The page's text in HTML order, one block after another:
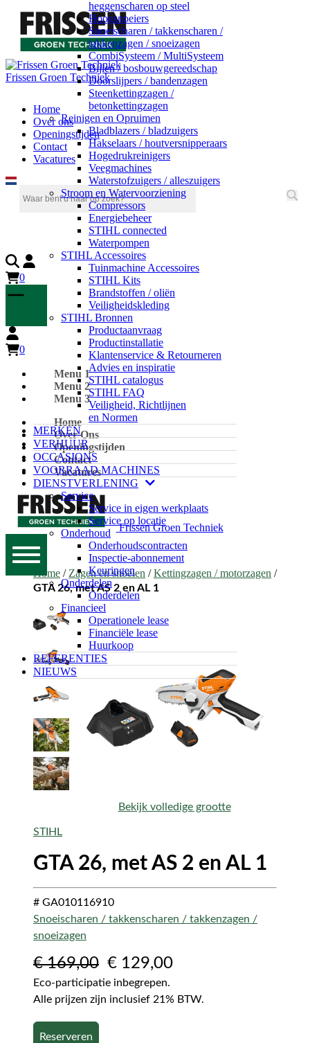
Frissen Groen Techniek
Home
Over ons
Openingstijden
Contact
Vacatures
heggenscharen op steel
Hoogsnoeiers
Snoeischaren / takkenscharen /
takkenzagen / snoeizagen
CombiSysteem / MultiSysteem
Bijlen / bosbouwgereedschap
Doorslijpers / bandenzagen
Steenkettingzagen /
betonkettingzagen
Reinigen en Opruimen
Bladblazers / bladzuigers
Hakselaars / houtversnipperaars
Hogedrukreinigers
Veegmachines
Waterstofzuigers / alleszuigers
Stroom en Watervoorziening
Compressors
Energiebeheer
STIHL connected
Waterpompen
STIHL Accessoires
Tuinmachine Accessoires
STIHL Kits
Brandstoffen / oliën
Veiligheidskleding
STIHL Bronnen
Productaanvraag
Productinstallatie
Klantenservice & Retourneren
Advies en inspiratie
STIHL catalogus
STIHL FAQ
Veiligheid, Richtlijnen
en Normen
MERKEN
VERHUUR
OCCASIONS
VOORRAAD MACHINES
DIENSTVERLENING
Service
Service in eigen werkplaats
Service op locatie
Onderhoud
Onderhoudscontracten
Inspectie-abonnement
Keuringen
Onderdelen
Onderdelen
Financieel
Operationele lease
Financiële lease
Huurkoop
REFERENTIES
NIEUWS
0
0
Menu 1
Menu 2
Menu 3
Home
Over Ons
Openingstijden
Contact
Vacatures
Frissen Groen Techniek
Home / Zagen en snoeien /Kettingzagen / motorzagen /
GTA 26, met AS 2 en AL 1
Bekijk volledige grootte
STIHL
GTA 26, met AS 2 en AL 1
# GA010116910
Snoeischaren / takkenscharen / takkenzagen /
snoeizagen
€169,00 € 129,00
Eco-participatie inbegrepen.
Alle prijzen zijn inclusief 21% BTW.
Reserveren